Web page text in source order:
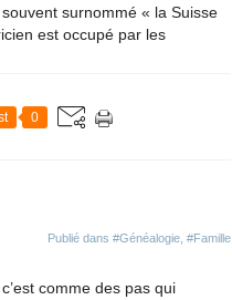
surnommé « la Suisse
est occupé par les
0
Publié dans #Généalogie #Famille
comme des pas qui